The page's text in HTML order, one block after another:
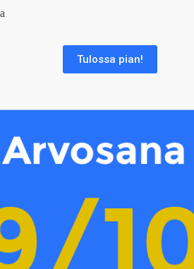
Tulossa pian!